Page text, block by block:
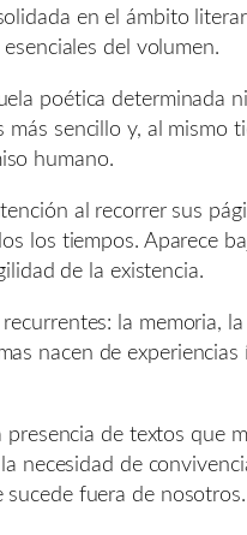
en el ámbito
del volumen.
poética determinada
más sencillo y, al
humano.
al recorrer sus
los tiempos. Aparece
de la existencia.
la memoria,
nacen de
de textos que
necesidad de
fuera de nosotros.